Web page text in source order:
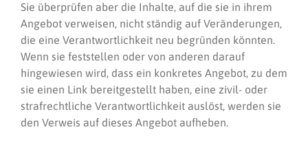
Sie überprüfen aber die Inhalte, auf die sie in ihrem
Angebot verweisen, nicht ständig auf Veränderungen,
die eine Verantwortlichkeit neu begründen könnten.
Wenn sie feststellen oder von anderen darauf
hingewiesen wird, dass ein konkretes Angebot, zu dem
sie einen Link bereitgestellt haben, eine zivil- oder
strafrechtliche Verantwortlichkeit auslöst, werden sie
den Verweis auf dieses Angebot aufheben.